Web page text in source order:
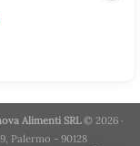
Alimenti SRL© 2026 ·
Palermo - 90128